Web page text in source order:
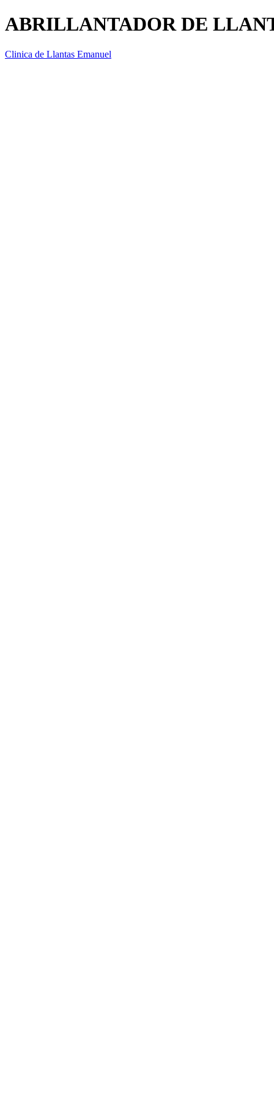
ABRILLANTADOR DE
Clinica de Llantas Emanuel